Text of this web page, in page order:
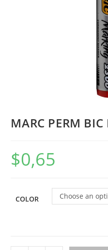
MARC PERM
$0,65
COLOR Choose an